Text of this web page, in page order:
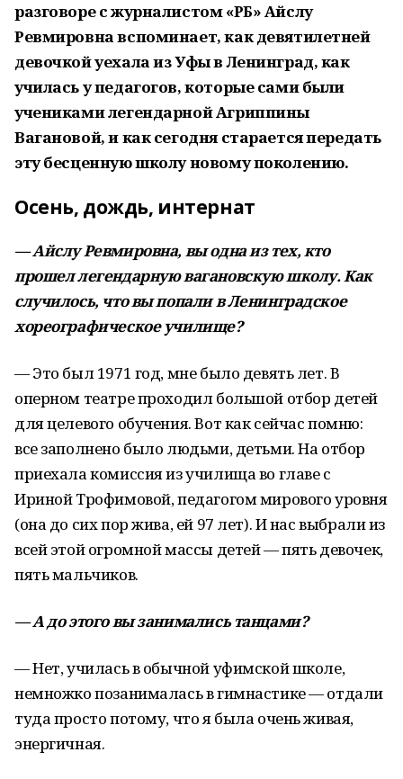
разговоре с журналистом «РБ» Айслу
Ревмировна вспоминает, как девятилетней
девочкой уехала из Уфы в Ленинград, как
училась у педагогов, которые сами были
учениками легендарной Агриппины
Вагановой, и как сегодня старается передать
эту бесценную школу новому поколению.
Осень, дождь, интернат
— Айслу Ревмировна, вы одна из тех, кто
прошел легендарную вагановскую школу. Как
случилось, что вы попали в Ленинградское
хореографическое училище?
— Это был 1971 год, мне было девять лет. В
оперном театре проходил большой отбор детей
для целевого обучения. Вот как сейчас помню:
все заполнено было людьми, детьми. На отбор
приехала комиссия из училища во главе с
Ириной Трофимовой, педагогом мирового уровня
(она до сих пор жива, ей 97 лет). И нас выбрали из
всей этой огромной массы детей — пять девочек,
пять мальчиков.
— А до этого вы занимались танцами?
— Нет, училась в обычной уфимской школе,
немножко позанималась в гимнастике — отдали
туда просто потому, что я была очень живая,
энергичная.